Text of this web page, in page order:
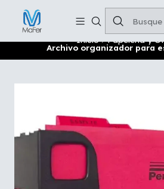
Inicio Papelería y
Archivo organizador para